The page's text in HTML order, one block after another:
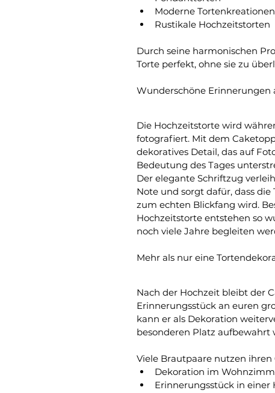
Moderne Tortenkreationen
Rustikale Hochzeitstorten
Durch seine harmonischen
Torte perfekt, ohne sie zu
Wunderschöne Erinnerungen
Die Hochzeitstorte wird
fotografiert. Mit dem
dekoratives Detail, das auf
Bedeutung des Tages
Der elegante Schriftzug
Note und sorgt dafür, dass
zum echten Blickfang wird.
Hochzeitstorte entstehen so
noch viele Jahre begleiten
Mehr als nur eine
Nach der Hochzeit bleibt der
Erinnerungsstück an euren
kann er als Dekoration
besonderen Platz aufbewahrt
Viele Brautpaare nutzen ihren
Dekoration im
Erinnerungsstück in einer